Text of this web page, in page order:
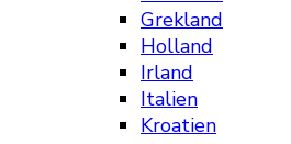
Grekland
Holland
Irland
Italien
Kroatien